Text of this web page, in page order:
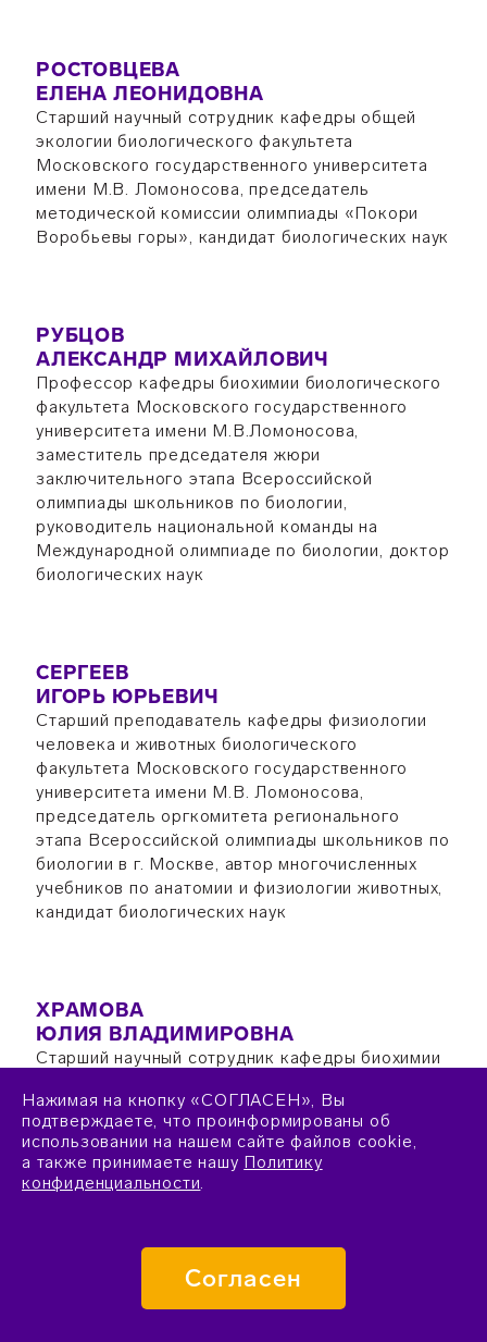
РОСТОВЦЕВА
ЕЛЕНА ЛЕОНИДОВНА
Старший научный сотрудник кафедры общей
экологии биологического факультета
Московского государственного университета
имени М.В. Ломоносова, председатель
методической комиссии олимпиады «Покори
Воробьевы горы», кандидат биологических наук
РУБЦОВ
АЛЕКСАНДР МИХАЙЛОВИЧ
Профессор кафедры биохимии биологического
факультета Московского государственного
университета имени М.В.Ломоносова,
заместитель председателя жюри
заключительного этапа Всероссийской
олимпиады школьников по биологии,
руководитель национальной команды на
Международной олимпиаде по биологии, доктор
биологических наук
СЕРГЕЕВ
ИГОРЬ ЮРЬЕВИЧ
Старший преподаватель кафедры физиологии
человека и животных биологического
факультета Московского государственного
университета имени М.В. Ломоносова,
председатель оргкомитета регионального
этапа Всероссийской олимпиады школьников по
биологии в г. Москве, автор многочисленных
учебников по анатомии и физиологии животных,
кандидат биологических наук
ХРАМОВА
ЮЛИЯ ВЛАДИМИРОВНА
Старший научный сотрудник кафедры биохимии
государственного университета имени М.В.
Ломоносова, член центральной предметно-
методической комиссии и член жюри
заключительного этапа Всероссийской
Нажимая на кнопку «СОГЛАСЕН», Вы
подтверждаете, что проинформированы об
использовании на нашем сайте файлов cookie,
а также принимаете нашу Политику
конфиденциальности.
Согласен